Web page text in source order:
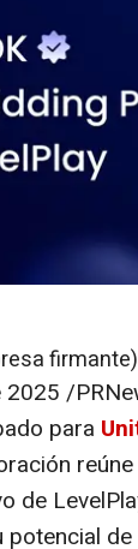
firmante)
2025 /
para
de